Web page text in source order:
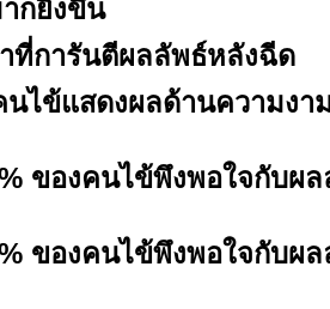
กยิ่งขึ้น⁣⁣
ที่การันตีผลลัพธ์หลังฉีด
ไข้แสดงผลด้านความง
ของคนไข้พึงพอใจกับผ
ของคนไข้พึงพอใจกับผ